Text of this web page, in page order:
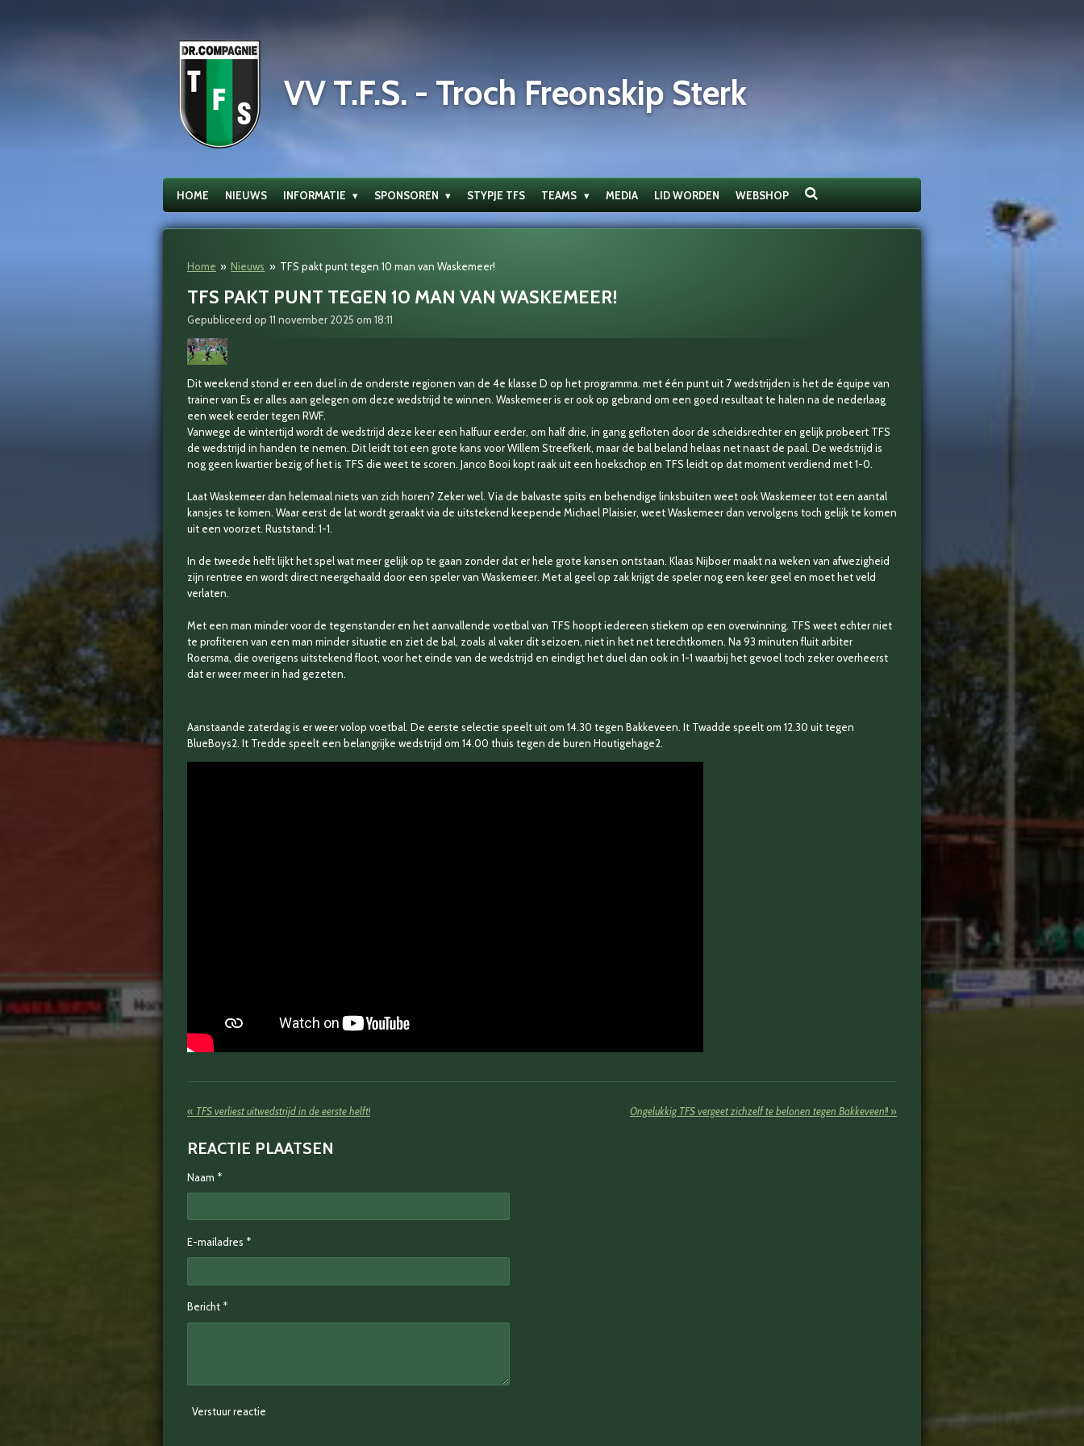
VV T.F.S. - Troch Freonskip Sterk
HOME NIEUWS INFORMATIE SPONSOREN STYPJE TFS TEAMS MEDIA LID WORDEN WEBSHOP
Home » Nieuws » TFS pakt punt tegen 10 man van Waskemeer!
TFS PAKT PUNT TEGEN 10 MAN VAN WASKEMEER!
Gepubliceerd op 11 november 2025 om 18:11
Dit weekend stond er een duel in de onderste regionen van de 4e klasse D op het programma. met één punt uit 7 wedstrijden is het de équipe van
trainer van Es er alles aan gelegen om deze wedstrijd te winnen. Waskemeer is er ook op gebrand om een goed resultaat te halen na de nederlaag
een week eerder tegen RWF.
Vanwege de wintertijd wordt de wedstrijd deze keer een halfuur eerder, om half drie, in gang gefloten door de scheidsrechter en gelijk probeert TFS
de wedstrijd in handen te nemen. Dit leidt tot een grote kans voor Willem Streefkerk, maar de bal beland helaas net naast de paal. De wedstrijd is
nog geen kwartier bezig of het is TFS die weet te scoren. Janco Booi kopt raak uit een hoekschop en TFS leidt op dat moment verdiend met 1-0.
Laat Waskemeer dan helemaal niets van zich horen? Zeker wel. Via de balvaste spits en behendige linksbuiten weet ook Waskemeer tot een aantal
kansjes te komen. Waar eerst de lat wordt geraakt via de uitstekend keepende Michael Plaisier, weet Waskemeer dan vervolgens toch gelijk te komen
uit een voorzet. Ruststand: 1-1.
In de tweede helft lijkt het spel wat meer gelijk op te gaan zonder dat er hele grote kansen ontstaan. Klaas Nijboer maakt na weken van afwezigheid
zijn rentree en wordt direct neergehaald door een speler van Waskemeer. Met al geel op zak krijgt de speler nog een keer geel en moet het veld
verlaten.
Met een man minder voor de tegenstander en het aanvallende voetbal van TFS hoopt iedereen stiekem op een overwinning. TFS weet echter niet
te profiteren van een man minder situatie en ziet de bal, zoals al vaker dit seizoen, niet in het net terechtkomen. Na 93 minuten fluit arbiter
Roersma, die overigens uitstekend floot, voor het einde van de wedstrijd en eindigt het duel dan ook in 1-1 waarbij het gevoel toch zeker overheerst
dat er weer meer in had gezeten.
Aanstaande zaterdag is er weer volop voetbal. De eerste selectie speelt uit om 14.30 tegen Bakkeveen. It Twadde speelt om 12.30 uit tegen
BlueBoys2. It Tredde speelt een belangrijke wedstrijd om 14.00 thuis tegen de buren Houtigehage2.
« TFS verliest uitwedstrijd in de eerste helft! Ongelukkig TFS vergeet zichzelf te belonen tegen Bakkeveen!! »
REACTIE PLAATSEN
Naam *
E-mailadres *
Bericht *
Verstuur reactie